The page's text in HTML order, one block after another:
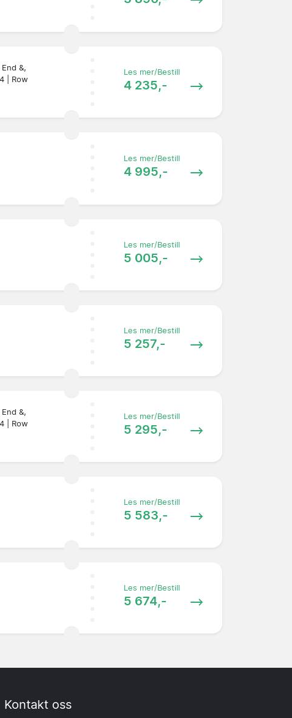
&,
| Row
Les mer/Bestill
4 235,-
Les mer/Bestill
4 995,-
Les mer/Bestill
5 005,-
Les mer/Bestill
5 257,-
&,
| Row
Les mer/Bestill
5 295,-
Les mer/Bestill
5 583,-
Les mer/Bestill
5 674,-
Kontakt oss